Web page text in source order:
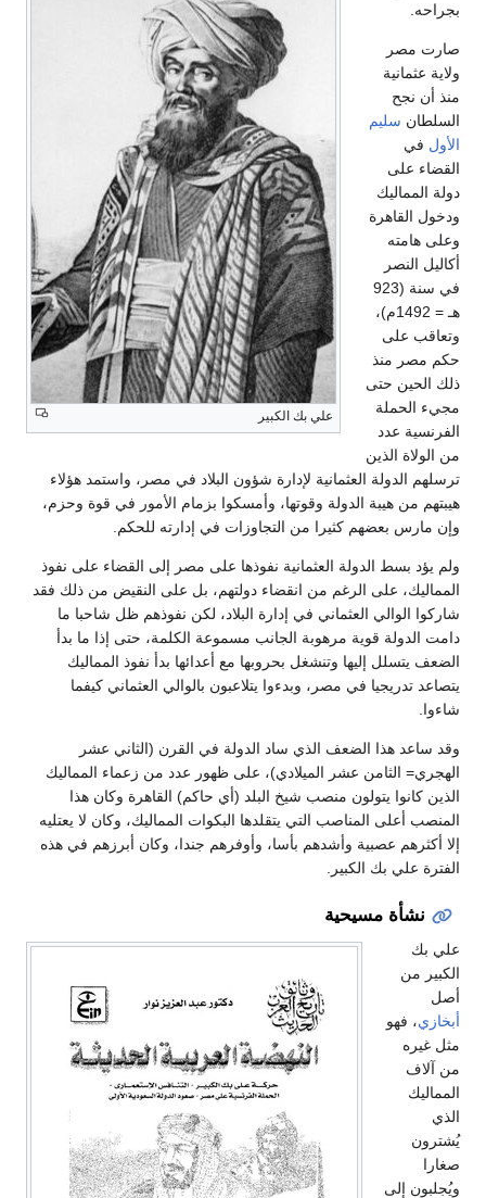
علي بك الكبير
بجراحه.
صارت مصر
ولاية عثمانية
منذ أن نجح
السلطان سليم
الأول في
القضاء على
دولة المماليك
ودخول القاهرة
وعلى هامته
أكاليل النصر
في سنة (923
هـ = 1492م)،
وتعاقب على
حكم مصر منذ
ذلك الحين حتى
مجيء الحملة
الفرنسية عدد
من الولاة الذين
ترسلهم الدولة العثمانية لإدارة شؤون البلاد في مصر، واستمد هؤلاء
هيبتهم من هيبة الدولة وقوتها، وأمسكوا بزمام الأمور في قوة وحزم،
وإن مارس بعضهم كثيرا من التجاوزات في إدارته للحكم.
ولم يؤد بسط الدولة العثمانية نفوذها على مصر إلى القضاء على نفوذ
المماليك، على الرغم من انقضاء دولتهم، بل على النقيض من ذلك فقد
شاركوا الوالي العثماني في إدارة البلاد، لكن نفوذهم ظل شاحبا ما
دامت الدولة قوية مرهوبة الجانب مسموعة الكلمة، حتى إذا ما بدأ
الضعف يتسلل إليها وتنشغل بحروبها مع أعدائها بدأ نفوذ المماليك
يتصاعد تدريجيا في مصر، وبدءوا يتلاعبون بالوالي العثماني كيفما
شاءوا.
وقد ساعد هذا الضعف الذي ساد الدولة في القرن (الثاني عشر
الهجري= الثامن عشر الميلادي)، على ظهور عدد من زعماء المماليك
الذين كانوا يتولون منصب شيخ البلد (أي حاكم) القاهرة وكان هذا
المنصب أعلى المناصب التي يتقلدها البكوات المماليك، وكان لا يعتليه
إلا أكثرهم عصبية وأشدهم بأسا، وأوفرهم جندا، وكان أبرزهم في هذه
الفترة علي بك الكبير.
نشأة مسيحية
علي بك
الكبير من
أصل
أبخازي، فهو
مثل غيره
من آلاف
المماليك
الذي
يُشترون
صغارا
ويُجلبون إلى